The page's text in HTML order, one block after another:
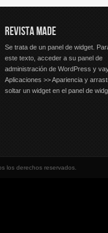
REVISTA MADE
Se trata de un panel de widget.
este texto, acceder a su panel de
administración de WordPress y
Aplicaciones >> Apariencia y
soltar un widget en el panel de
los derechos reservados.